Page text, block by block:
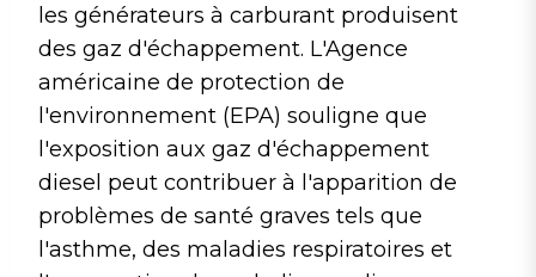
les générateurs à carburant produisent
des gaz d'échappement. L'Agence
américaine de protection de
l'environnement (EPA) souligne que
l'exposition aux gaz d'échappement
diesel peut contribuer à l'apparition de
problèmes de santé graves tels que
l'asthme, des maladies respiratoires et